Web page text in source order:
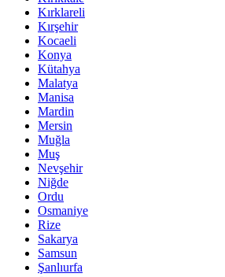
Kırklareli
Kırşehir
Kocaeli
Konya
Kütahya
Malatya
Manisa
Mardin
Mersin
Muğla
Muş
Nevşehir
Niğde
Ordu
Osmaniye
Rize
Sakarya
Samsun
Şanlıurfa